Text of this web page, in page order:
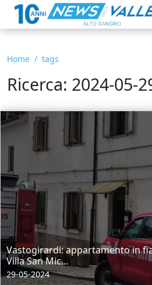
Home tags
Ricerca: 2024-05-
Vastogirardi: appartamento in
Villa San Mic...
29-05-2024